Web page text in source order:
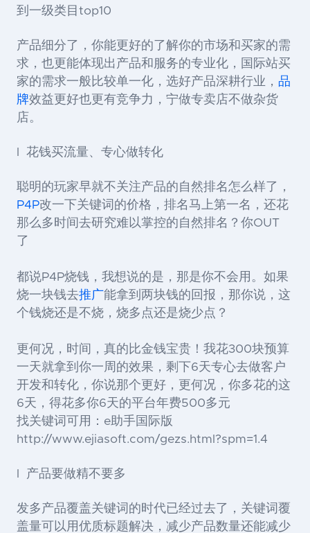
到一级类目top10
产品细分了，你能更好的了解你的市场和买家的需
求，也更能体现出产品和服务的专业化，国际站买
家的需求一般比较单一化，选好产品深耕行业， 品
牌效益更好也更有竞争力，宁做专卖店不做杂货
店。
l 花钱买流量、专心做转化
聪明的玩家早就不关注产品的自然排名怎么样了，
P4P改一下关键词的价格，排名马上第一名，还花
那么多时间去研究难以掌控的自然排名？你OUT
了
都说P4P烧钱，我想说的是，那是你不会用。如果
烧一块钱去推广能拿到两块钱的回报，那你说，这
个钱烧还是不烧，烧多点还是烧少点？
更何况，时间，真的比金钱宝贵！我花300块预算
一天就拿到你一周的效果，剩下6天专心去做客户
开发和转化，你说那个更好，更何况，你多花的这
6天，得花多你6天的平台年费500多元
找关键词可用：e助手国际版
http://www.ejiasoft.com/gezs.html?spm=1.4
l 产品要做精不要多
发多产品覆盖关键词的时代已经过去了，关键词覆
盖量可以用优质标题解决，减少产品数量还能减少